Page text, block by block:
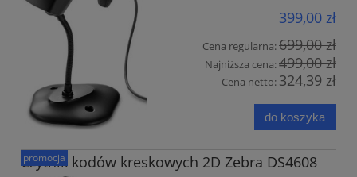
399,00 zł
Cena regularna:699,00 zł
Najniższa cena:499,00 zł
Cena netto: 324,39 zł
do koszyka
Czytnik kodów kreskowych 2D Zebra DS4608
promocja